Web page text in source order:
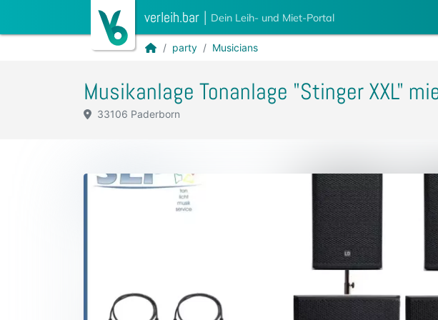
verleih.bar | Dein Leih- und Miet-Portal
party Musicians
Musikanlage Tonanlage "Stinger XXL"
33106 Paderborn